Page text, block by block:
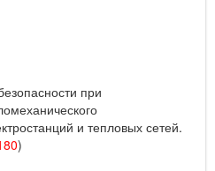
при
и тепловых сетей.
)